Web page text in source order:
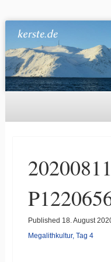
Astronomie, Nordlichter
Published 18. August
Megalithkultur, Tag 4